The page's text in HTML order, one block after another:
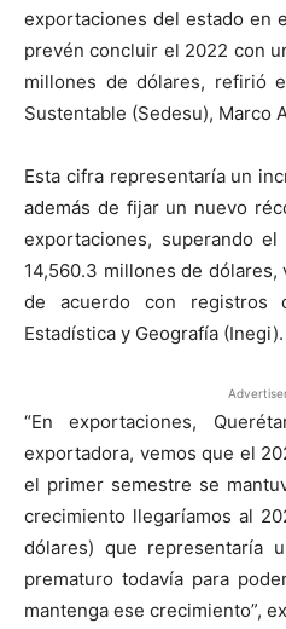
exportaciones del estado en
prevén concluir el 2022 con
millones de dólares, refirió
Sustentable (Sedesu), Marco
Esta cifra representaría un
además de fijar un nuevo
exportaciones, superando
14,560.3 millones de
de acuerdo con registros
Estadística y Geografía (Inegi).
“En exportaciones,
exportadora, vemos que el
el primer semestre se
crecimiento llegaríamos al
dólares) que representaría
prematuro todavía para
mantenga ese crecimiento”,